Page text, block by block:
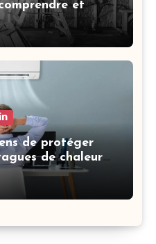
et
de protéger
de chaleur
climatisation